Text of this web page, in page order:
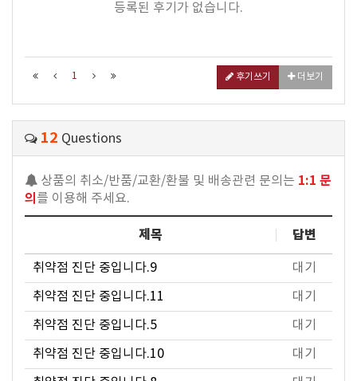
등록된 후기가 없습니다.
1 후기쓰기 더보기
12 Questions
상품의 취소/반품/교환/환불 및 배송관련 문의는 1:1 문
의 를 이용해 주세요.
제목 답변
취약점 진단 중입니다.9
대기
취약점 진단 중입니다.11
대기
취약점 진단 중입니다.5
대기
취약점 진단 중입니다.10
대기